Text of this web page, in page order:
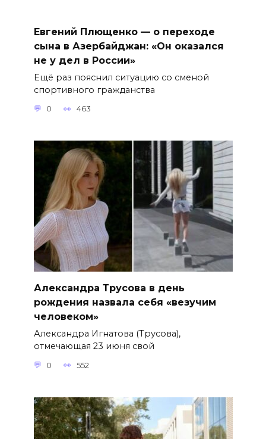
Евгений Плющенко — о переходе
сына в Азербайджан: «Он оказался
не у дел в России»
Ещё раз пояснил ситуацию со сменой
спортивного гражданства
0 463
Александра Трусова в день
рождения назвала себя «везучим
человеком»
Александра Игнатова (Трусова),
отмечающая 23 июня свой
0 552